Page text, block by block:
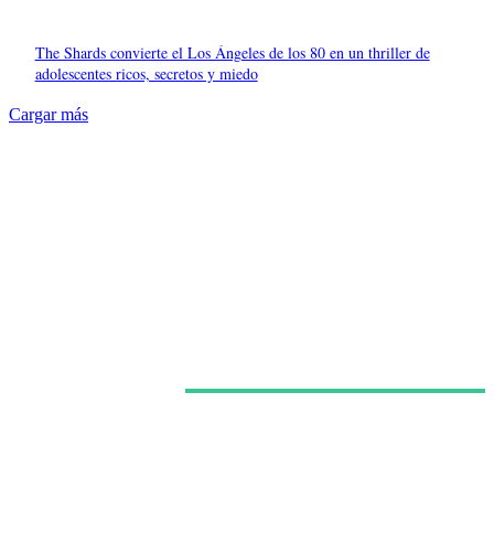
The Shards convierte el Los Ángeles de los 80 en un thriller de
adolescentes ricos, secretos y miedo
Cargar más